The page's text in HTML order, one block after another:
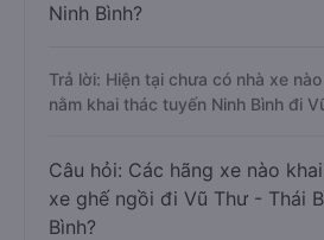
Ninh Bình?
Trả lời: Hiện tại chưa có nhà xe
nằm khai thác tuyến Ninh Bình đi
Câu hỏi: Các hãng xe nào
xe ghế ngồi đi Vũ Thư - Thái
Bình?